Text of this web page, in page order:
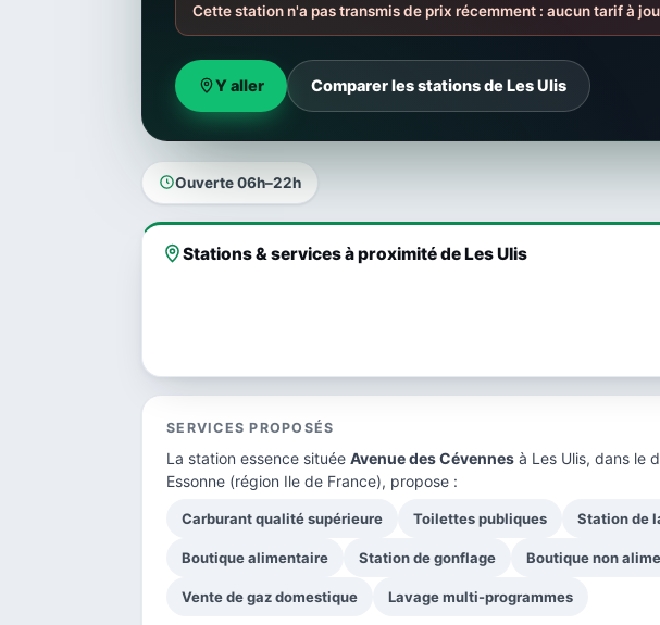
Cette station n'a pas transmis de prix récemment : aucun tarif à
Y aller Comparer les stations de Les Ulis
Ouverte 06h–22h
Stations & services à proximité de Les Ulis
SERVICES PROPOSÉS
La station essence située Avenue des Cévennes à Les Ulis, dans le
Essonne (région Ile de France), propose :
Carburant qualité supérieure Toilettes publiques Station de
Boutique alimentaire Station de gonflage Boutique non
Vente de gaz domestique Lavage multi-programmes